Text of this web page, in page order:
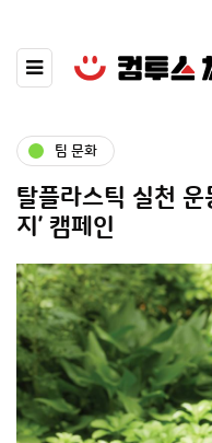
팀 문화
탈플라스틱 실천 운
지’ 캠페인